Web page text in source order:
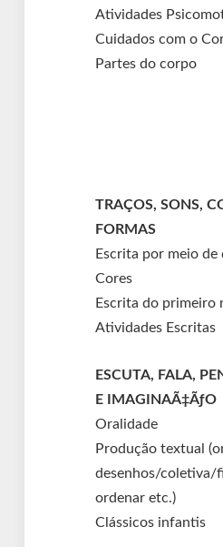
Atividades
Cuidados com o
Partes do corpo
TRAÇOS, SONS,
FORMAS
Escrita por meio de
Cores
Escrita do primeiro
Atividades Escritas
ESCUTA, FALA,
E IMAGINAÃ‡ÃƒO
Oralidade
Produção textual
desenhos/coletiva/
ordenar etc.)
Clássicos infantis